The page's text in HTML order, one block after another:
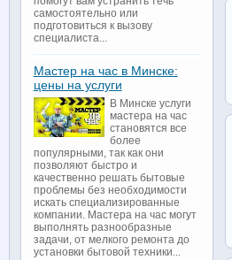
самостоятельно или
подготовиться к вызову
специалиста...
Мастер на час в Минске:
цены на услуги
В Минске услуги
мастера на час
становятся все
более
популярными, так как они
позволяют быстро и
качественно решать бытовые
проблемы без необходимости
искать специализированные
компании. Мастера на час могут
выполнять разнообразные
задачи, от мелкого ремонта до
установки бытовой техники...